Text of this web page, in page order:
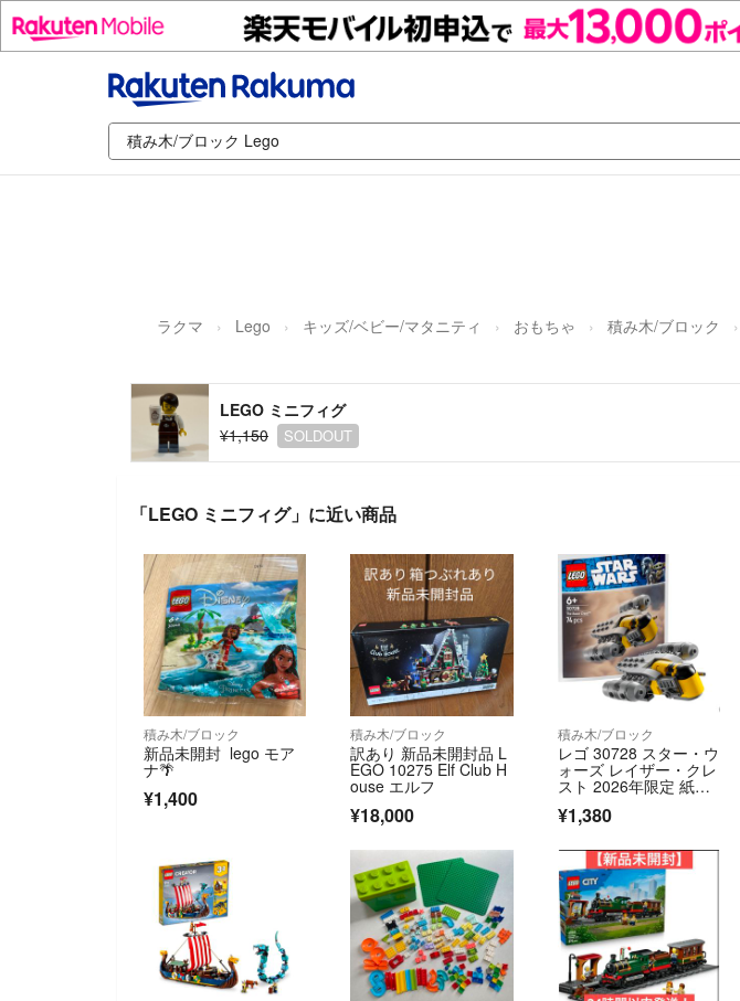
ラクマ Lego キッズ/ベビー/マタニティ おもちゃ 積み木/ブロック
LEGO ミニフィグ
¥1,150
SOLDOUT
「LEGO ミニフィグ」に近い商品
積み木/ブロック
新品未開封 lego モア
ナ🌴
¥1,400
積み木/ブロック
訳あり 新品未開封品 L
EGO 10275 Elf Club H
ouse エルフ
¥18,000
積み木/ブロック
レゴ 30728 スター・ウ
ォーズ レイザー・クレ
スト 2026年限定 紙パ
ック
¥1,380